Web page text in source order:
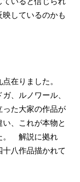
しているのかも
点在りました。
、ルノワール、
った大家の作品が
、これが本物と
。 解説に拠れ
八作品描かれて